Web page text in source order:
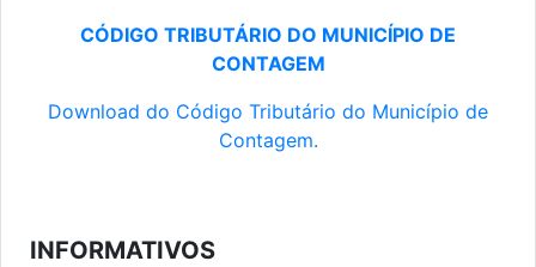
CÓDIGO TRIBUTÁRIO DO MUNICÍPIO DE
CONTAGEM
Download do Código Tributário do Município de
Contagem.
INFORMATIVOS